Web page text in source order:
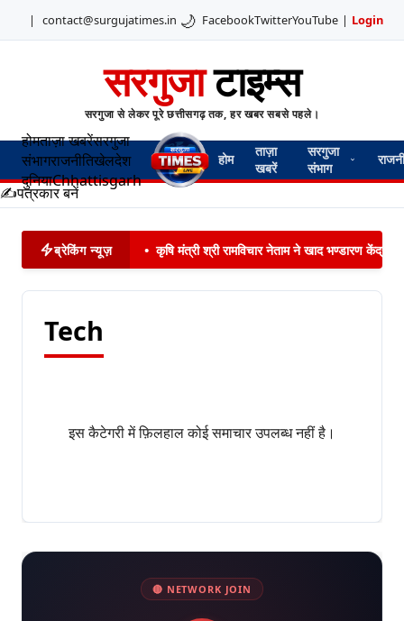
| contact@surgujatimes.in 🌙 FacebookTwitterYouTube | Login
सरगुजाटाइम्स
सरगुजा से लेकर पूरे छत्तीसगढ़ तक, हर खबर सबसे पहले।
होमताज़ा खबरेंसरगुजा
संभागराजनीतिखेलदेश
दुनियाChhattisgarh
होम
ताज़ा
खबरें
सरगुजा
संभाग
✍️पत्रकार बनें
ब्रेकिंग न्यूज़ • कृषि मंत्री श्री रामविचार नेताम ने खाद भण्डारण केंद्र,
Tech
इस कैटेगरी में फ़िलहाल कोई समाचार उपलब्ध नहीं है।
🔴 NETWORK JOIN